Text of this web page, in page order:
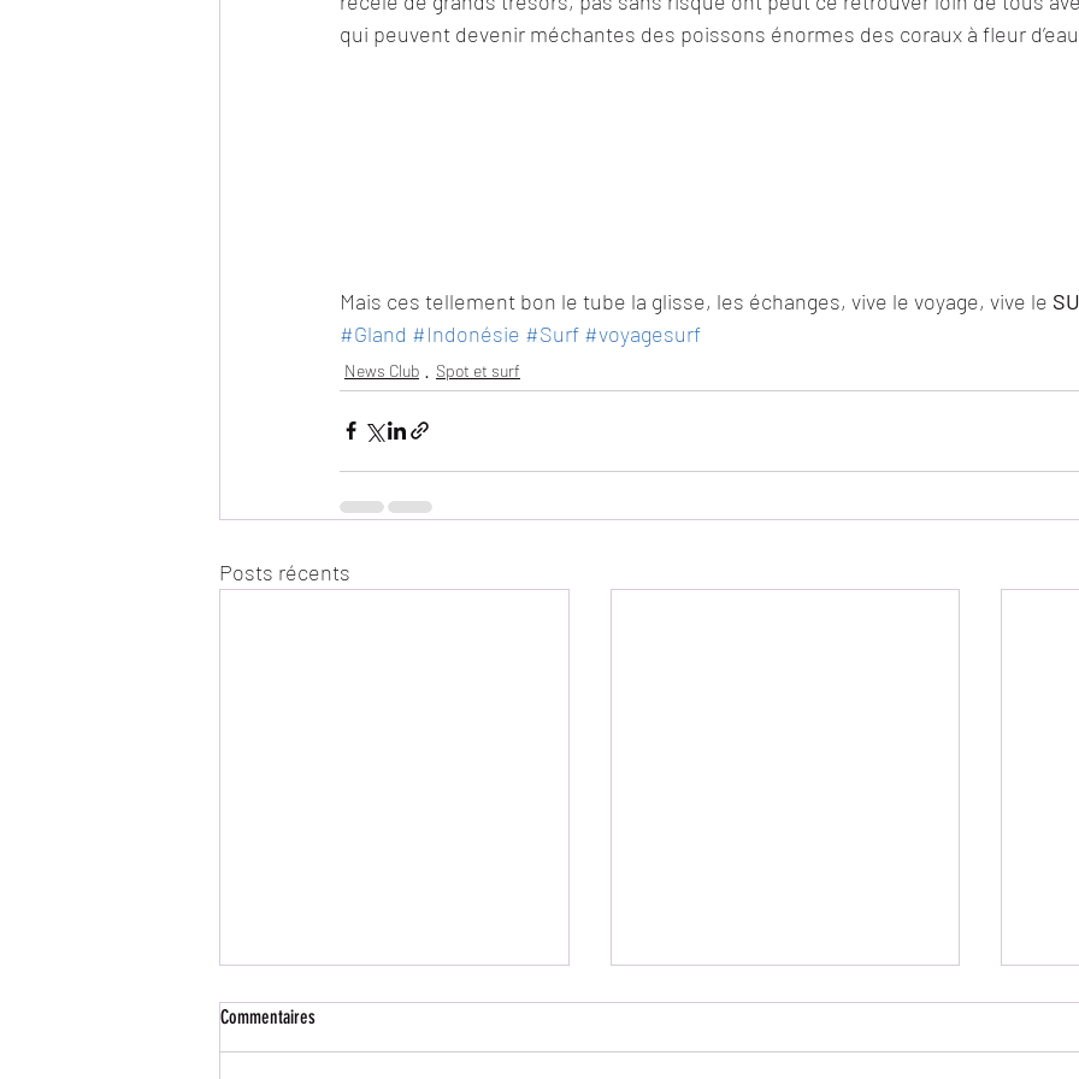
qui peuvent devenir méchantes des poissons énormes des coraux à fleur
Mais ces tellement bon le tube la glisse, les échanges, vive le voyage, vive le
#Gland #Indonésie #Surf #voyagesurf
News Club Spot et surf
Posts récents
Commentaires